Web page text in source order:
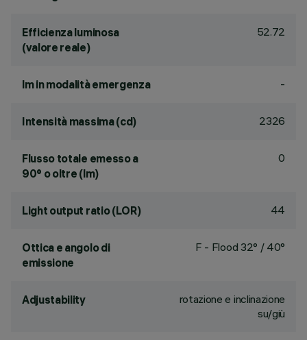
Efficienza luminosa
(valore reale)
52.72
lm in modalità emergenza -
Intensità massima (cd) 2326
Flusso totale emesso a
90° o oltre (lm)
0
Light output ratio (LOR) 44
Ottica e angolo di
emissione
F - Flood 32° / 40°
Adjustability
rotazione e inclinazione
su/giù